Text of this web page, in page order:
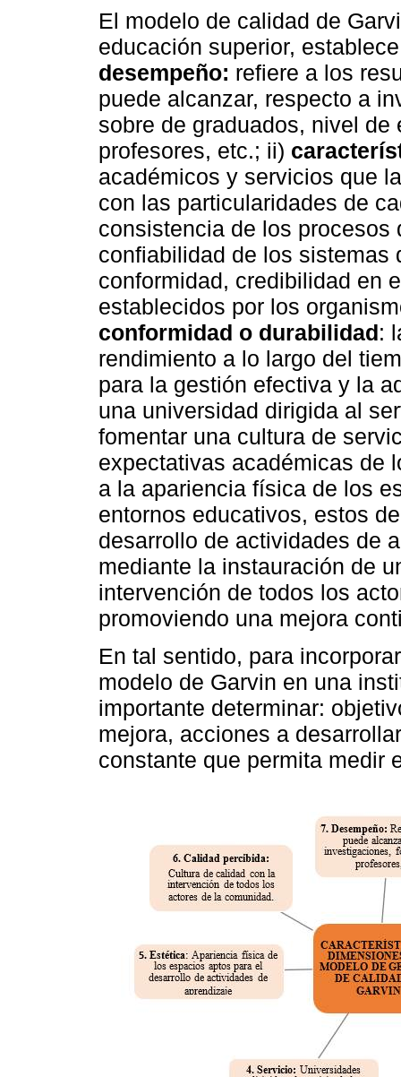
El modelo de calidad de
educación superior,
desempeño: refiere a los
puede alcanzar, respecto a
sobre de graduados, nivel
profesores, etc.; ii)
académicos y servicios que
con las particularidades de
consistencia de los
confiabilidad de los sistemas
conformidad, credibilidad en
establecidos por los
conformidad o durabilidad:
rendimiento a lo largo del
para la gestión efectiva y la
una universidad dirigida al
fomentar una cultura de
expectativas académicas de
a la apariencia física de los
entornos educativos, estos
desarrollo de actividades de
mediante la instauración de
intervención de todos los
promoviendo una mejora
En tal sentido, para
modelo de Garvin en una
importante determinar:
mejora, acciones a
constante que permita medir